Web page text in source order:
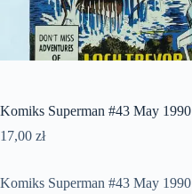
Komiks Superman #43 May 1990
17,00 zł
Komiks Superman #43 May 1990